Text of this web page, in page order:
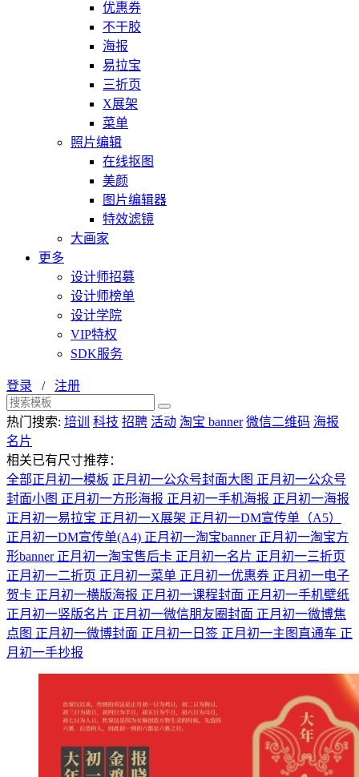
优惠券
不干胶
海报
易拉宝
三折页
X展架
菜单
照片编辑
在线抠图
美颜
图片编辑器
特效滤镜
大画家
更多
设计师招募
设计师榜单
设计学院
VIP特权
SDK服务
登录 / 注册
热门搜索: 培训 科技 招聘 活动 淘宝 banner 微信二维码 海报
名片
相关已有尺寸推荐：
全部正月初一模板 正月初一公众号封面大图 正月初一公众号
封面小图 正月初一方形海报 正月初一手机海报 正月初一海报
正月初一易拉宝 正月初一X展架 正月初一DM宣传单（A5）
正月初一DM宣传单(A4) 正月初一淘宝banner 正月初一淘宝方
形banner 正月初一淘宝售后卡 正月初一名片 正月初一三折页
正月初一二折页 正月初一菜单 正月初一优惠券 正月初一电子
贺卡 正月初一横版海报 正月初一课程封面 正月初一手机壁纸
正月初一竖版名片 正月初一微信朋友圈封面 正月初一微博焦
点图 正月初一微博封面 正月初一日签 正月初一主图直通车 正
月初一手抄报